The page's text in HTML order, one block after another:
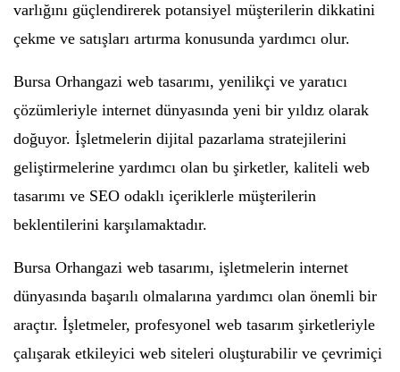
varlığını güçlendirerek potansiyel müşterilerin dikkatini
çekme ve satışları artırma konusunda yardımcı olur.
Bursa Orhangazi web tasarımı, yenilikçi ve yaratıcı
çözümleriyle internet dünyasında yeni bir yıldız olarak
doğuyor. İşletmelerin dijital pazarlama stratejilerini
geliştirmelerine yardımcı olan bu şirketler, kaliteli web
tasarımı ve SEO odaklı içeriklerle müşterilerin
beklentilerini karşılamaktadır.
Bursa Orhangazi web tasarımı, işletmelerin internet
dünyasında başarılı olmalarına yardımcı olan önemli bir
araçtır. İşletmeler, profesyonel web tasarım şirketleriyle
çalışarak etkileyici web siteleri oluşturabilir ve çevrimiçi